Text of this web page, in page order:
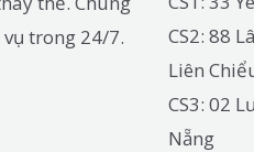
trong 24/7.
CS2: 88
Liên
CS3: 02
Nẵng